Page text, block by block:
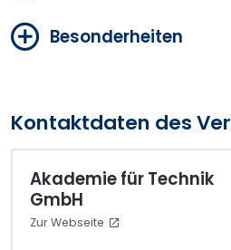
Besonderheiten
Kontaktdaten des
Akademie für Technik
GmbH
Zur Webseite